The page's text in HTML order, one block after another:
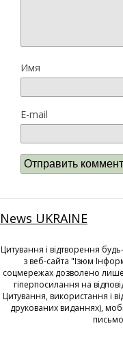
Имя
E-mail
News UKRAINE
Цитування і відтворення
з веб-сайта "Ізюм
соцмережах дозволено
гіперпосилання на
Цитування, використання і
друкованих виданнях),